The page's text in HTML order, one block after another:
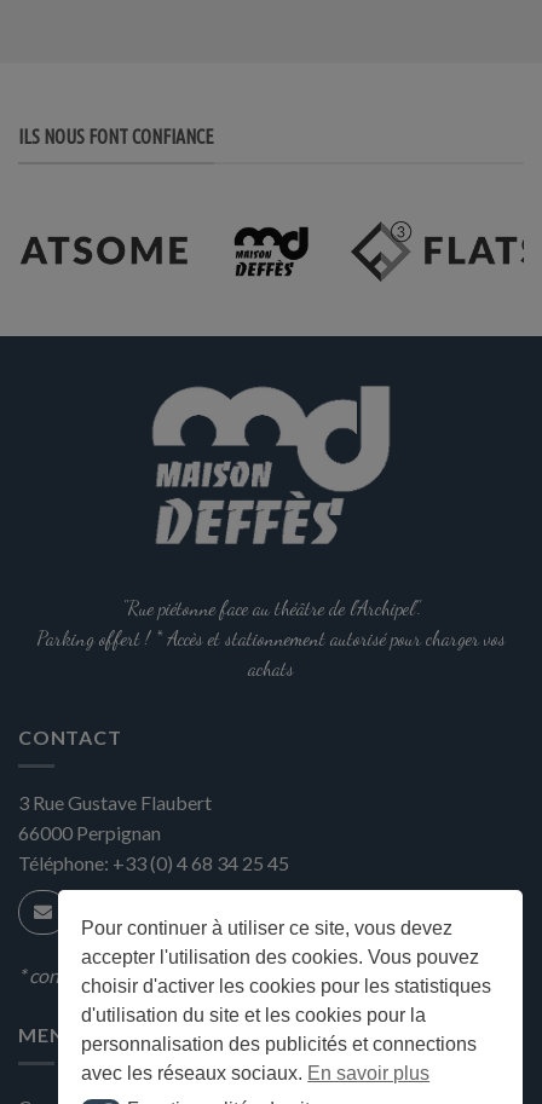
Pour continuer à utiliser ce site, vous devez
accepter l'utilisation des cookies. Vous pouvez
choisir d'activer les cookies pour les statistiques
d'utilisation du site et les cookies pour la
personnalisation des publicités et connections
avec les réseaux sociaux. En savoir plus
ILS NOUS FONT CONFIANCE
"Rue piétonne face au théâtre de l'Archipel".
Parking offert ! * Accès et stationnement autorisé pour charger vos
achats
CONTACT
3 Rue Gustave Flaubert
66000 Perpignan
Téléphone: +33 (0) 4 68 34 25 45
* condition en magasin
MENU